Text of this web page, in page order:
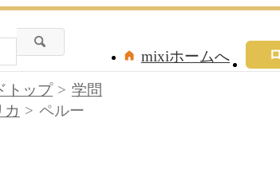
mixiホームへ
トップ
学問
ペルー